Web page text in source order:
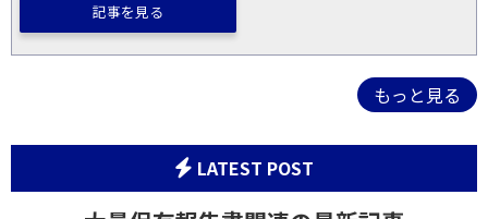
記事を見る
もっと見る
LATEST POST